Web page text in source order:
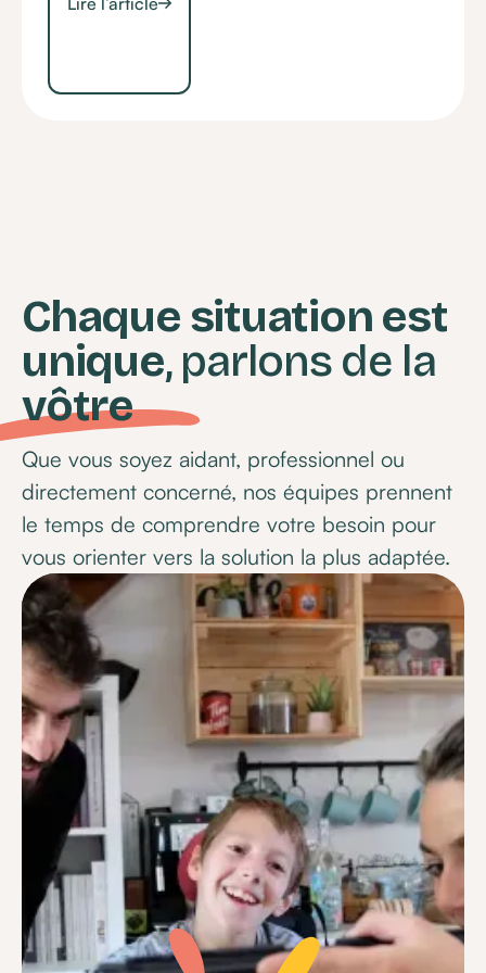
Chaque situation est
unique, parlons de la
vôtre
Que vous soyez aidant, professionnel ou
directement concerné, nos équipes prennent
le temps de comprendre votre besoin pour
vous orienter vers la solution la plus adaptée.